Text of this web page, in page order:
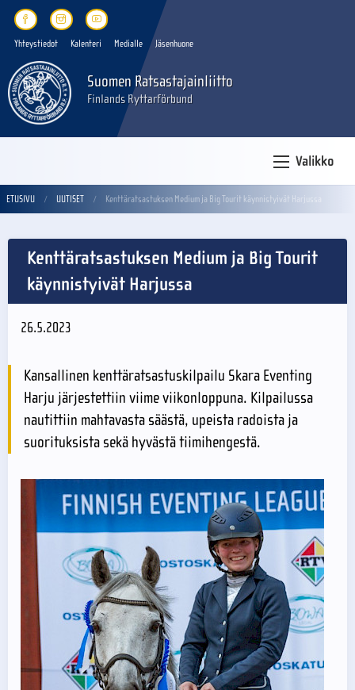
Yhteystiedot Kalenteri Medialle Jäsenhuone
Suomen Ratsastajainliitto
Finlands Ryttarförbund
Valikko
ETUSIVU UUTISET Kenttäratsastuksen Medium ja Big Tourit käynnistyivät Harjussa
Kenttäratsastuksen Medium ja Big Tourit
käynnistyivät Harjussa
26.5.2023
Kansallinen kenttäratsastuskilpailu Skara Eventing
Harju järjestettiin viime viikonloppuna. Kilpailussa
nautittiin mahtavasta säästä, upeista radoista ja
suorituksista sekä hyvästä tiimihengestä.